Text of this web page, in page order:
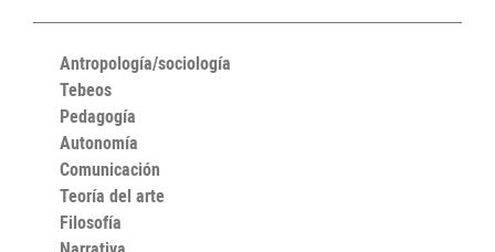
Antropología/sociología
Tebeos
Pedagogía
Autonomía
Comunicación
Teoría del arte
Filosofía